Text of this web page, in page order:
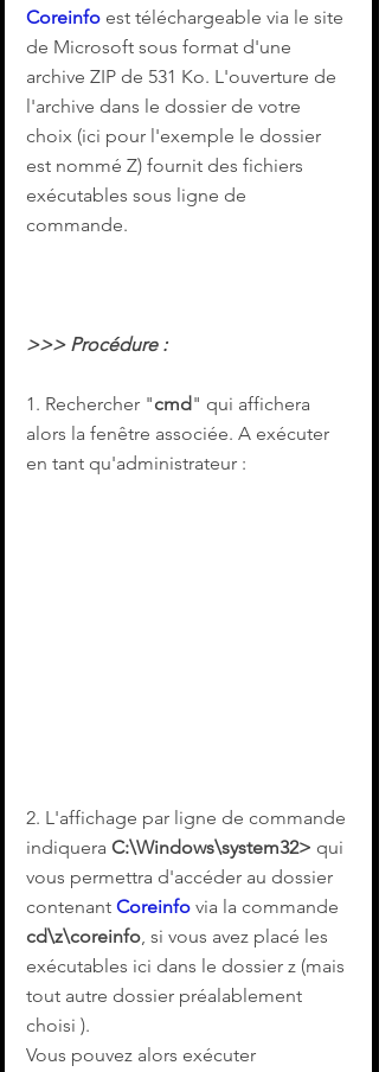
Coreinfo est téléchargeable via le site
de Microsoft sous format d'une
archive ZIP de 531 Ko. L'ouverture de
l'archive dans le dossier de votre
choix (ici pour l'exemple le dossier
est nommé Z) fournit des fichiers
exécutables sous ligne de
commande.
>>> Procédure :
1. Rechercher "cmd " qui affichera
alors la fenêtre associée. A exécuter
en tant qu'administrateur :
2. L'affichage par ligne de commande
indiquera C:\Windows\system32> qui
vous permettra d'accéder au dossier
contenant Coreinfo via la commande
cd\z\coreinfo, si vous avez placé les
exécutables ici dans le dossier z (mais
tout autre dossier préalablement
choisi ).
Vous pouvez alors exécuter